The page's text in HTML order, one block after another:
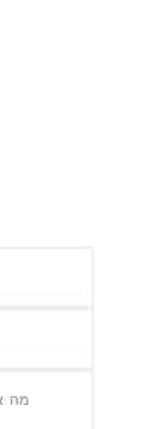
מה